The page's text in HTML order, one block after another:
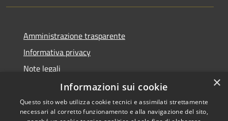
Amministrazione trasparente
Informativa privacy
Note legali
Dichiarazione di accessibilità
×
Informazioni sui cookie
Questo sito web utilizza cookie tecnici e assimilati strettamente
necessari al corretto funzionamento e alla navigazione del sito,